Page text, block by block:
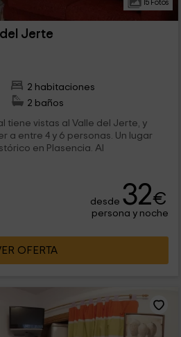
15 Fotos
Jerte
2 habitaciones
2 baños
tiene vistas al Valle del Jerte, y
a entre 4 y 6 personas. Un lugar
en Plasencia. Al
desde 32€
persona y noche
OFERTA